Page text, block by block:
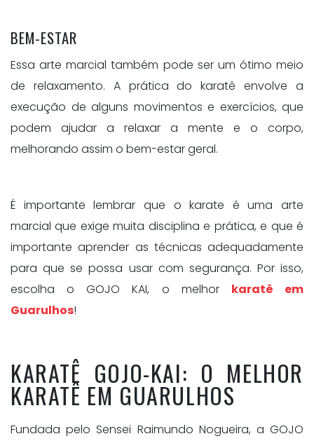
BEM-ESTAR
Essa arte marcial também pode ser um ótimo meio
de relaxamento. A prática do karatê envolve a
execução de alguns movimentos e exercícios, que
podem ajudar a relaxar a mente e o corpo,
melhorando assim o bem-estar geral.
É importante lembrar que o karate é uma arte
marcial que exige muita disciplina e prática, e que é
importante aprender as técnicas adequadamente
para que se possa usar com segurança. Por isso,
escolha o GOJO KAI, o melhor karatê em
Guarulhos!
KARATÊ GOJO-KAI: O MELHOR
KARATÊ EM GUARULHOS
Fundada pelo Sensei Raimundo Nogueira, a GOJO